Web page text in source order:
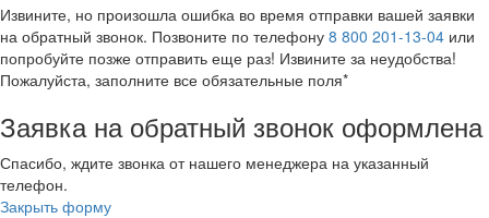
Извините, но произошла ошибка во время отправки вашей заявки
на обратный звонок. Позвоните по телефону 8 800 201-13-04 или
попробуйте позже отправить еще раз! Извините за неудобства!
Пожалуйста, заполните все обязательные поля*
Заявка на обратный звонок оформлена
Спасибо, ждите звонка от нашего менеджера на указанный
телефон.
Закрыть форму